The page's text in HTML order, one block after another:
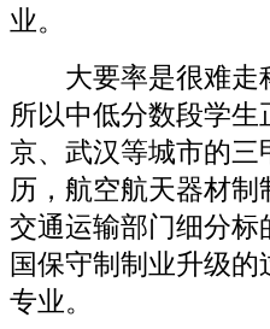
业。
大要率是很难走
所以中低分数段学
京、武汉等城市的
历，航空航天器材
交通运输部门细分
国保守制制业升级
专业。